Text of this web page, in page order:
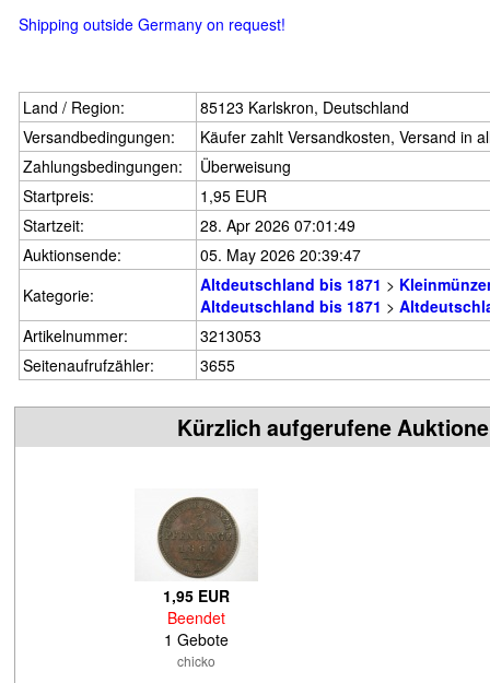
Shipping outside Germany on request!
Land / Region:
85123 Karlskron, Deutschland
Versandbedingungen:
Käufer zahlt Versandkosten, Versand in
Zahlungsbedingungen:
Überweisung
Startpreis:
1,95 EUR
Startzeit:
28. Apr 2026 07:01:49
Auktionsende:
05. May 2026 20:39:47
Kategorie:
Altdeutschland bis 1871 >
Altdeutschland bis 1871 >
Artikelnummer:
3213053
Seitenaufrufzähler:
3655
Kürzlich aufgerufene
1,95 EUR
Beendet
1 Gebote
chicko